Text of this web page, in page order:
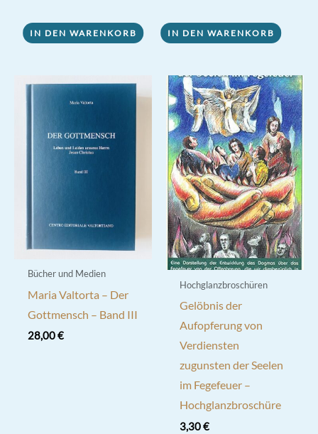
IN DEN WARENKORB IN DEN WARENKORB
Bücher und Medien
Maria Valtorta – Der
Gottmensch – Band III
28,00€
Hochglanzbroschüren
Gelöbnis der
Aufopferung von
Verdiensten
zugunsten der Seelen
im Fegefeuer –
Hochglanzbroschüre
3,30€